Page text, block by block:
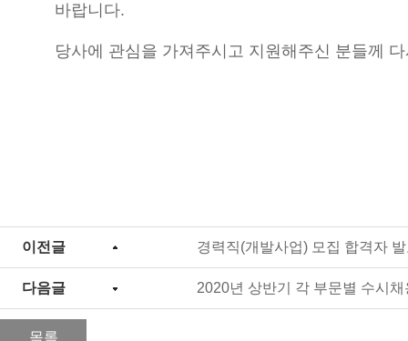
바랍니다.
당사에 관심을 가져주시고 지원해주신 분들께
이전글 경력직(개발사업) 모집 합격자
다음글 2020년 상반기 각 부문별 수시채
목록